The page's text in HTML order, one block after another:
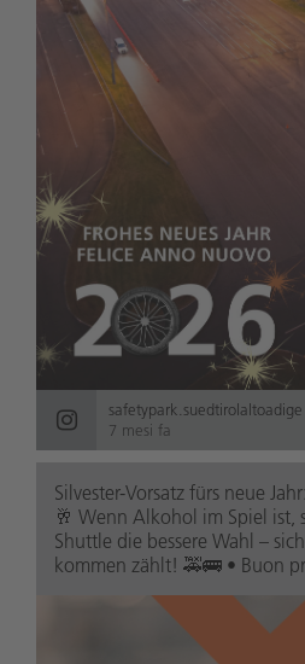
safetypark.suedtirolaltoadige
7 mesi fa
Silvester-Vorsatz fürs neue
🥂 Wenn Alkohol im Spiel ist,
Shuttle die bessere Wahl –
kommen zählt! 🚕🚌 • Buon